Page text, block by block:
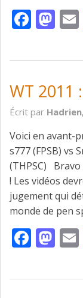
WT 2011
Écrit par
Voici en avant-
s777 (FPSB) vs
(THPSC) Bravo
! Les vidéos
jugement qui
monde de pen